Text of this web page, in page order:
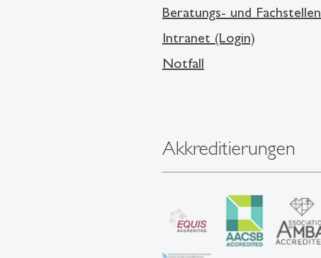
Beratungs- und Fachstellen
Intranet (Login)
Notfall
Akkreditierungen